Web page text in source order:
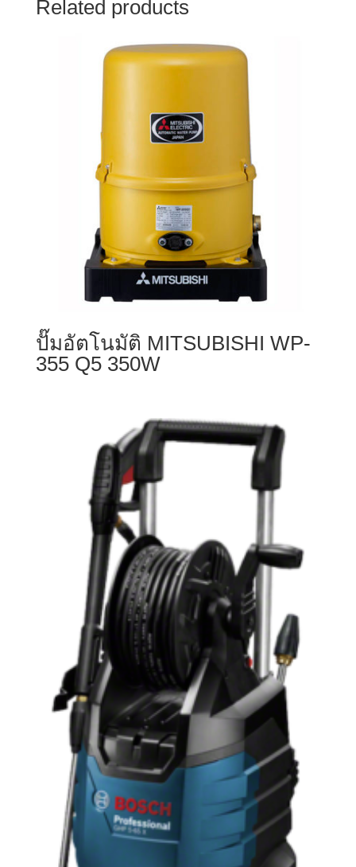
Related products
ปั๊มอัตโนมัติ MITSUBISHI WP-
355 Q5 350W